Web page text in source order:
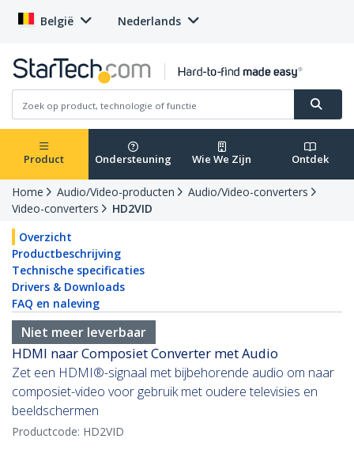
België Nederlands
Product Ondersteuning Wie We Zijn Ontdek
Home Audio/Video-producten
Audio/Video-converters
Video-converters
HD2VID
Overzicht
Productbeschrijving
Technische specificaties
Drivers & Downloads
FAQ en naleving
Niet meer leverbaar
HDMI naar Composiet Converter met Audio
Zet een HDMI®-signaal met bijbehorende audio om naar
composiet-video voor gebruik met oudere televisies en
beeldschermen
Productcode: HD2VID